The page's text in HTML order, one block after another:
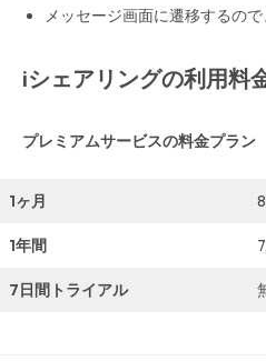
メッセージ画面に遷移するの
iシェアリングの利用料
プレミアムサービスの料金プラン
1ヶ月
1年間
7日間トライアル